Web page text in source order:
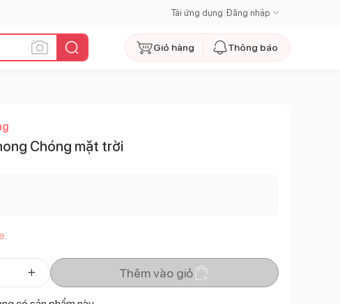
Tải ứng dụng Đăng nhập
Giỏ hàng Thông báo
Chóng mặt trời
Thêm vào giỏ